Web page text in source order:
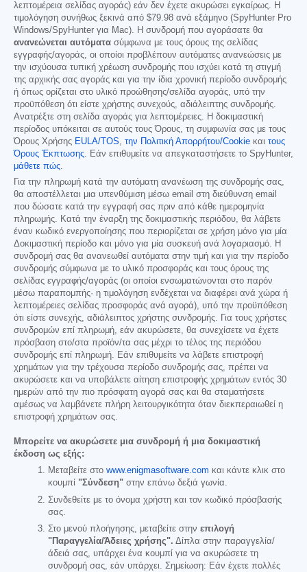
λεπτομέρεια σελίδας αγοράς) εάν δεν έχετε ακυρώσει εγκαίρως. Η
τιμολόγηση συνήθως ξεκινά από $79.98 ανά εξάμηνο (SpyHunter Pro
Windows/SpyHunter για Mac). Η συνδρομή που αγοράσατε θα
ανανεώνεται αυτόματα σύμφωνα με τους όρους της σελίδας
εγγραφής/αγοράς, οι οποίοι προβλέπουν αυτόματες ανανεώσεις με
την ισχύουσα τυπική χρέωση συνδρομής που ισχύει κατά τη στιγμή
της αρχικής σας αγοράς και για την ίδια χρονική περίοδο συνδρομής
ή όπως ορίζεται στο υλικό προώθησης/σελίδα αγοράς, υπό την
προϋπόθεση ότι είστε χρήστης συνεχούς, αδιάλειπτης συνδρομής.
Ανατρέξτε στη σελίδα αγοράς για λεπτομέρειες. Η δοκιμαστική
περίοδος υπόκειται σε αυτούς τους Όρους, τη συμφωνία σας με τους
Όρους Χρήσης EULA/TOS, την Πολιτική Απορρήτου/Cookie και τους
Όρους Έκπτωσης. Εάν επιθυμείτε να απεγκαταστήσετε το SpyHunter,
μάθετε πώς.
Για την πληρωμή κατά την αυτόματη ανανέωση της συνδρομής σας,
θα αποστέλλεται μια υπενθύμιση μέσω email στη διεύθυνση email
που δώσατε κατά την εγγραφή σας πριν από κάθε ημερομηνία
πληρωμής. Κατά την έναρξη της δοκιμαστικής περιόδου, θα λάβετε
έναν κωδικό ενεργοποίησης που περιορίζεται σε χρήση μόνο για μία
Δοκιμαστική περίοδο και μόνο για μία συσκευή ανά λογαριασμό. Η
συνδρομή σας θα ανανεωθεί αυτόματα στην τιμή και για την περίοδο
συνδρομής σύμφωνα με το υλικό προσφοράς και τους όρους της
σελίδας εγγραφής/αγοράς (οι οποίοι ενσωματώνονται στο παρόν
μέσω παραπομπής· η τιμολόγηση ενδέχεται να διαφέρει ανά χώρα ή
λεπτομέρειες σελίδας προσφοράς ανά αγορά), υπό την προϋπόθεση
ότι είστε συνεχής, αδιάλειπτος χρήστης συνδρομής. Για τους χρήστες
συνδρομών επί πληρωμή, εάν ακυρώσετε, θα συνεχίσετε να έχετε
πρόσβαση στο/στα προϊόν/τα σας μέχρι το τέλος της περιόδου
συνδρομής επί πληρωμή. Εάν επιθυμείτε να λάβετε επιστροφή
χρημάτων για την τρέχουσα περίοδο συνδρομής σας, πρέπει να
ακυρώσετε και να υποβάλετε αίτηση επιστροφής χρημάτων εντός 30
ημερών από την πιο πρόσφατη αγορά σας και θα σταματήσετε
αμέσως να λαμβάνετε πλήρη λειτουργικότητα όταν διεκπεραιωθεί η
επιστροφή χρημάτων σας.
Μπορείτε να ακυρώσετε μια συνδρομή ή μια δοκιμαστική
έκδοση ως εξής:
Μεταβείτε στο www.enigmasoftware.com και κάντε κλικ στο
κουμπί "Σύνδεση" στην επάνω δεξιά γωνία.
Συνδεθείτε με το όνομα χρήστη και τον κωδικό πρόσβασής
σας.
Στο μενού πλοήγησης, μεταβείτε στην επιλογή
"Παραγγελία/Άδειες χρήσης". Δίπλα στην παραγγελία/
άδειά σας, υπάρχει ένα κουμπί για να ακυρώσετε τη
συνδρομή σας, εάν υπάρχει. Σημείωση: Εάν έχετε πολλές